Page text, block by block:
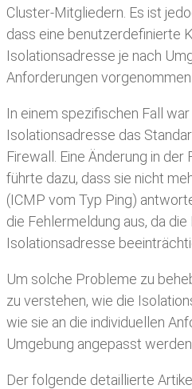
Cluster-Mitgliedern. Es ist
dass eine benutzerdefinierte
Isolationsadresse je nach
Anforderungen vorgenommen
In einem spezifischen Fall
Isolationsadresse das
Firewall. Eine Änderung in
führte dazu, dass sie nicht
(ICMP vom Typ Ping)
die Fehlermeldung aus, da
Isolationsadresse
Um solche Probleme zu
zu verstehen, wie die
wie sie an die individuellen
Umgebung angepasst werden
Der folgende detaillierte